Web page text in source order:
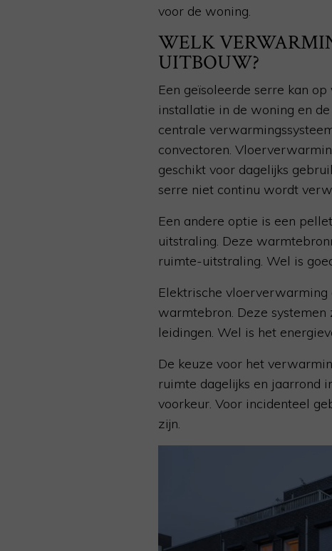
voor de woning.
WELK
UITBOUW?
Een geïsoleerde serre kan
installatie in de woning en
centrale
convectoren.
geschikt voor dagelijks
serre niet continu wordt
Een andere optie is een
uitstraling. Deze
ruimte-uitstraling. Wel is
Elektrische
warmtebron. Deze
leidingen. Wel is het
De keuze voor het
ruimte dagelijks en jaarrond
voorkeur. Voor incidenteel
zijn.